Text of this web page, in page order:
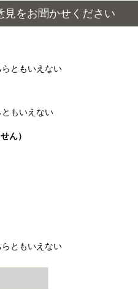
見をお聞かせください
ともいえない
もいえない
ん）
ともいえない